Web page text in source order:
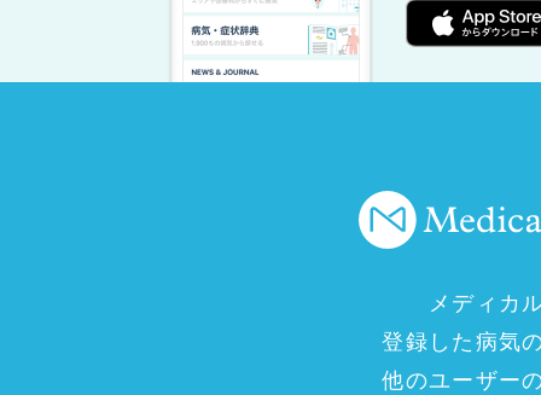
メディカ
登録した病気
他のユーザー